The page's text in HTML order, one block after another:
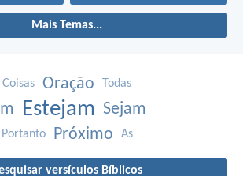
Mais Temas...
Coisas Oração Todas
Estejam Sejam
Portanto Próximo As
versículos Bíblicos